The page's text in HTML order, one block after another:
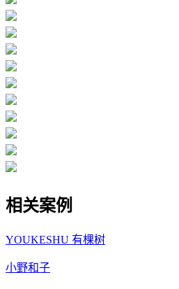
相关案例
YOUKESHU 有棵树
小野和子